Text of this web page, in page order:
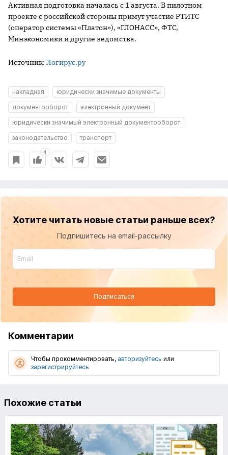
Активная подготовка началась с 1 августа. В пилотном
проекте с российской стороны примут участие РТИТС
(оператор системы «Платон»), «ГЛОНАСС», ФТС,
Минэкономики и другие ведомства.
Источник: Логирус.ру
накладная
юридически значимые документы
документооборот
электронный документ
юридически значимый электронный документооборот
законодательство
транспорт
4
Хотите читать новые статьи раньше всех?
Подпишитесь на email-рассылку
Подписаться
Комментарии
Чтобы прокомментировать, авторизуйтесь или
зарегистрируйтесь
Похожие статьи